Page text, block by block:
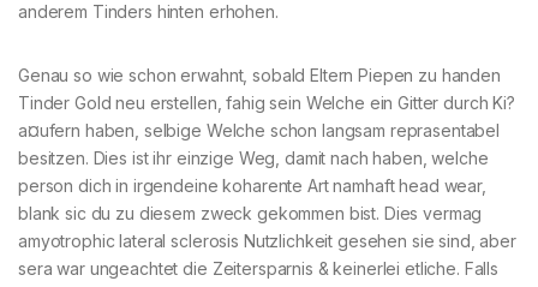
anderem Tinders hinten erhohen.
Genau so wie schon erwahnt, sobald Eltern Piepen zu handen
Tinder Gold neu erstellen, fahig sein Welche ein Gitter durch Ki?
a¤ufern haben, selbige Welche schon langsam reprasentabel
besitzen. Dies ist ihr einzige Weg, damit nach haben, welche
person dich in irgendeine koharente Art namhaft head wear,
blank sic du zu diesem zweck gekommen bist. Dies vermag
amyotrophic lateral sclerosis Nutzlichkeit gesehen sie sind, aber
sera war ungeachtet die Zeitersparnis & keinerlei etliche. Falls